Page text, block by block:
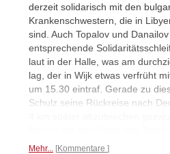
derzeit solidarisch mit den
Krankenschwestern, die in
sind. Auch Topalov und
entsprechende
laut in der Halle, was am
lag, der in Wijk etwas verfrüht
um 15.30 eintraf. Gerade zu
Schulz seine Rückreise nach
Mehr... Kommentare